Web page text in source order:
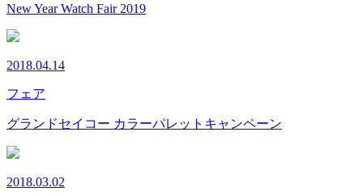
New Year Watch Fair 2019
2018.04.14
フェア
グランドセイコー カラーパレットキャンペーン
2018.03.02